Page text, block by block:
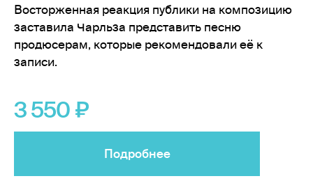
Восторженная реакция публики на композицию
заставила Чарльза представить песню
продюсерам, которые рекомендовали её к
записи.
3 550
Подробнее